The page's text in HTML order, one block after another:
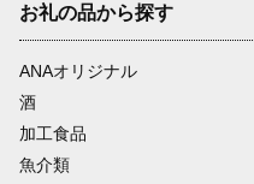
お礼の品から探す
ANAオリジナル
酒
加工食品
魚介類